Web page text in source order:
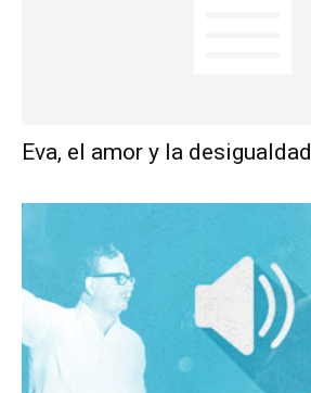
Eva, el amor y la desigualdad